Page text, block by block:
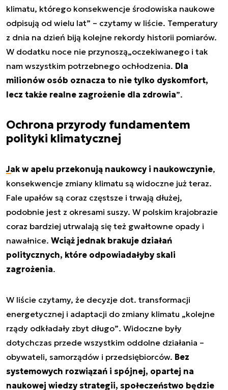
klimatu, którego konsekwencje środowiska naukowe
odpisują od wielu lat” – czytamy w liście. Temperatury
z dnia na dzień biją kolejne rekordy historii pomiarów.
W dodatku noce nie przynoszą„oczekiwanego i tak
nam wszystkim potrzebnego ochłodzenia. Dla
milionów osób oznacza to nie tylko dyskomfort,
lecz także realne zagrożenie dla zdrowia”.
Ochrona przyrody fundamentem
polityki klimatycznej
Jak w apelu przekonują naukowcy i naukowczynie,
konsekwencje zmiany klimatu są widoczne już teraz.
Fale upałów są coraz częstsze i trwają dłużej,
podobnie jest z okresami suszy. W polskim krajobrazie
coraz bardziej utrwalają się też gwałtowne opady i
nawałnice. Wciąż jednak brakuje działań
politycznych, które odpowiadałyby skali
zagrożenia.
W liście czytamy, że decyzje dot. transformacji
energetycznej i adaptacji do zmiany klimatu „kolejne
rządy odkładały zbyt długo”. Widoczne były
dotychczas przede wszystkim oddolne działania –
obywateli, samorządów i przedsiębiorców. Bez
systemowych rozwiązań i spójnej, opartej na
naukowej wiedzy strategii, społeczeństwo będzie